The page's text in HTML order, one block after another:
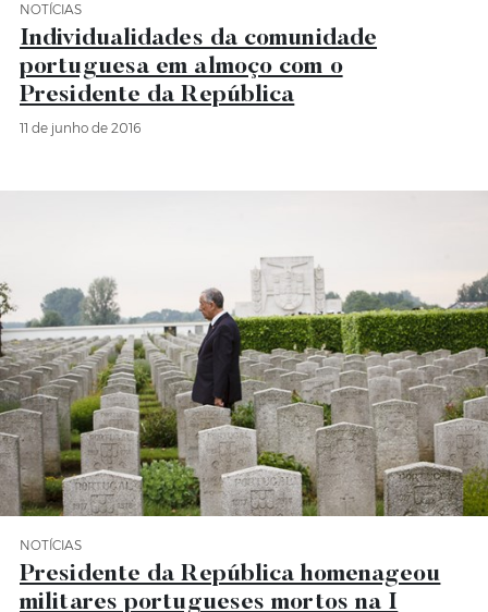
Categoria Notícias
NOTÍCIAS
Individualidades da comunidade
portuguesa em almoço com o
Presidente da República
11 de junho de 2016
Categoria Notícias
NOTÍCIAS
Presidente da República homenageou
militares portugueses mortos na I